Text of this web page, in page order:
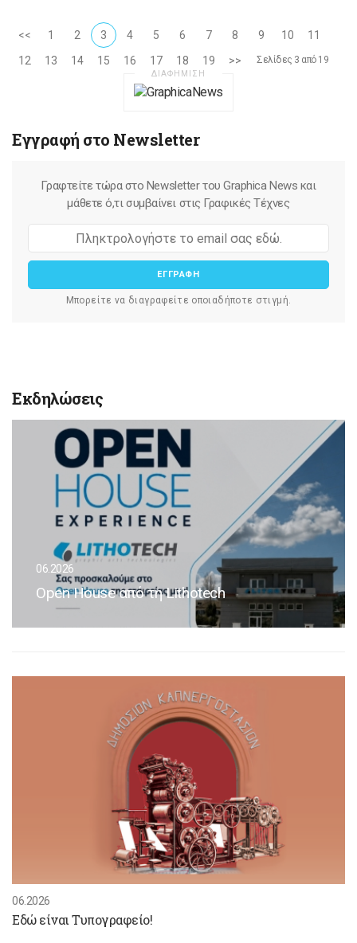
<< 1 2 3 4 5 6 7 8 9 10
11
12
13 14 15 16 17 18 19 >> Σελίδες 3 από 19
ΔΙΑΦΗΜΙΣΗ
Εγγραφή στο Newsletter
Γραφτείτε τώρα στο Newsletter του Graphica News και
μάθετε ό,τι συμβαίνει στις Γραφικές Τέχνες
ΕΓΓΡΑΦΗ
Μπορείτε να διαγραφείτε οποιαδήποτε στιγμή.
Εκδηλώσεις
06.2026
Open House από τη Lithotech
06.2026
Εδώ είναι Τυπογραφείο!